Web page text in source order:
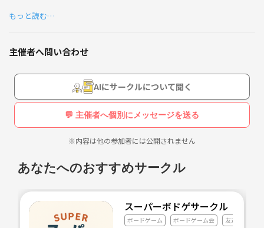
もっと読む…
主催者へ問い合わせ
AIにサークルについて聞く
💬 主催者へ個別にメッセージを送る
※内容は他の参加者には公開されません
あなたへのおすすめサークル
スーパーボドゲサークル
ボードゲーム ボードゲーム会 友達づくり